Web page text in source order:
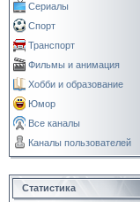
Сериалы
Спорт
Транспорт
Фильмы и анимация
Хобби и образование
Юмор
Все каналы
Каналы пользователей
Статистика